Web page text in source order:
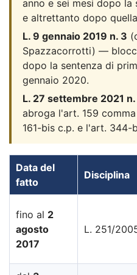
anno e sei mesi dopo
e altrettanto dopo
L. 9 gennaio 2019 n. 3
Spazzacorrotti) —
dopo la sentenza di
gennaio 2020.
L. 27 settembre 2021
abroga l'art. 159
161-bis c.p. e l'art. 344-
Data del
fatto
Disciplina
fino al 2
agosto
2017
L. 251/